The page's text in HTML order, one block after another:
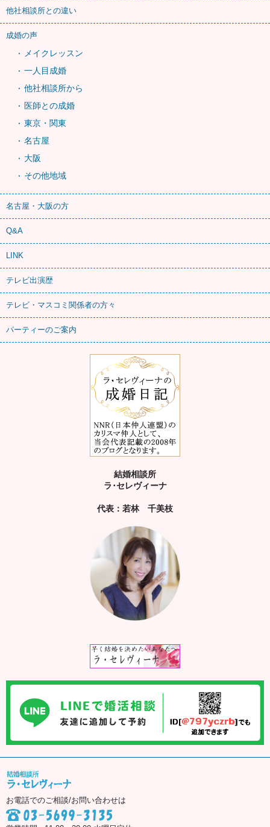
他社相談所との違い
成婚の声
メイクレッスン
一人目成婚
他社相談所から
医師との成婚
東京・関東
名古屋
大阪
その他地域
名古屋・大阪の方
Q&A
LINK
テレビ出演歴
テレビ・マスコミ関係者の方々
パーティーのご案内
結婚相談所
ラ･セレヴィーナ
代表：若林 千美枝
お電話でのご相談/お問い合わせは